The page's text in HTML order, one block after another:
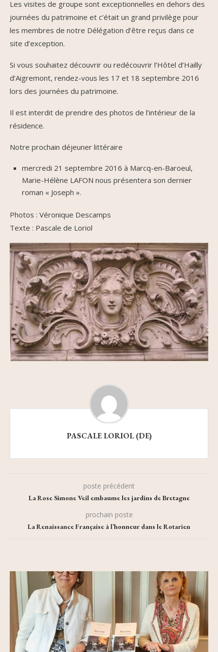
Les visites de groupe sont exceptionnelles en dehors des
journées du patrimoine et c’était un grand privilège pour
les membres de notre Délégation d’être reçus dans ce
site d’exception.
Si vous souhaitez découvrir ou redécouvrir l’Hôtel d’Hailly
d’Aigremont, rendez-vous les 17 et 18 septembre 2016
lors des journées du patrimoine.
Il est interdit de prendre des photos de l’intérieur de la
résidence.
Notre prochain déjeuner littéraire
mercredi 21 septembre 2016 à Marcq-en-Baroeul,
Marie-Hélène LAFON nous présentera son dernier
roman « Joseph ».
Photos : Véronique Descamps
Texte : Pascale de Loriol
PASCALE LORIOL (DE)
poste précédent
La Rose Simone Veil embaume les jardins de Bretagne
prochain poste
La Renaissance Française à l’honneur dans le Rotarien